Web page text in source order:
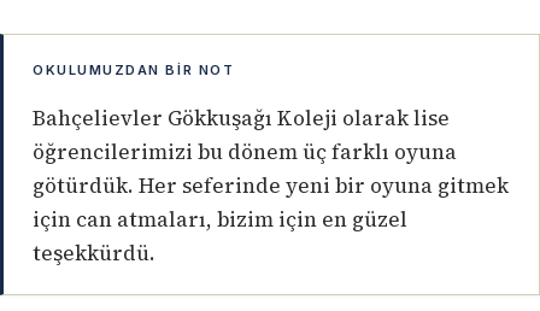
OKULUMUZDAN BIR NOT
Bahçelievler Gökkuşağı Koleji olarak lise
öğrencilerimizi bu dönem üç farklı oyuna
götürdük. Her seferinde yeni bir oyuna gitmek
için can atmaları, bizim için en güzel
teşekkürdü.